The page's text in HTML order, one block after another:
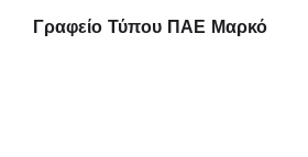
Γραφείο Τύπου ΠΑΕ Μαρκό